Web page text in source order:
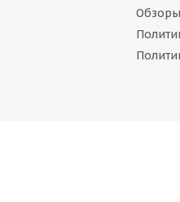
Обзоры